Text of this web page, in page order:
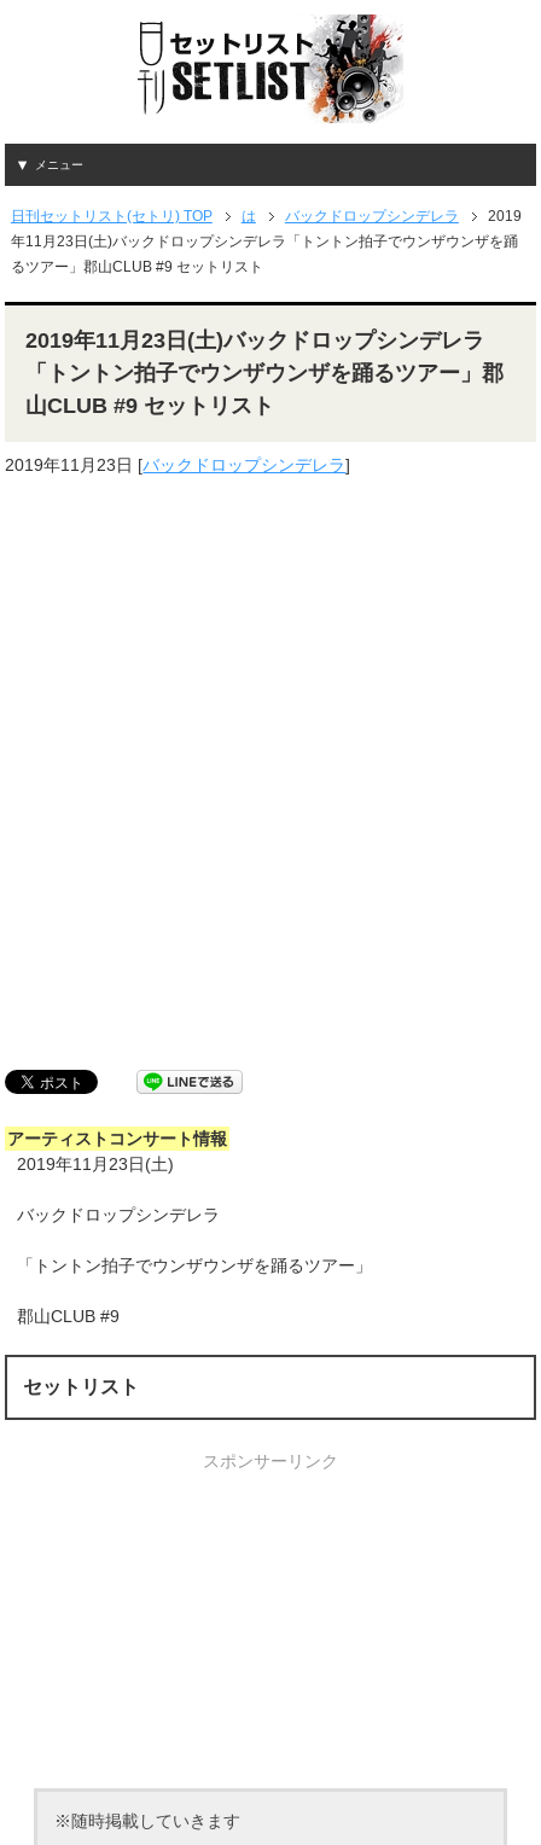
メニュー
日刊セットリスト(セトリ) TOP は バックドロップシンデレラ
2019
年11月23日(土)バックドロップシンデレラ「トントン拍子でウンザウンザを踊
るツアー」郡山CLUB #9 セットリスト
2019年11月23日(土)バックドロップシンデレラ
「トントン拍子でウンザウンザを踊るツアー」郡
山CLUB #9 セットリスト
2019年11月23日 [バックドロップシンデレラ]
アーティストコンサート情報
2019年11月23日(土)
バックドロップシンデレラ
「トントン拍子でウンザウンザを踊るツアー」
郡山CLUB #9
セットリスト
スポンサーリンク
※随時掲載していきます